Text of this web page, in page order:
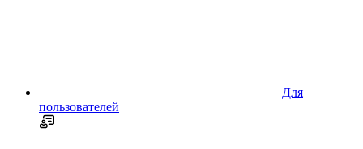
Для
пользователей